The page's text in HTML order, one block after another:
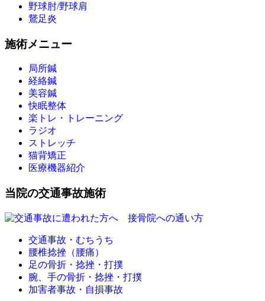
野球肘/野球肩
鵞足炎
施術メニュー
局所鍼
経絡鍼
美容鍼
快眠整体
楽トレ・トレーニング
ラジオ
ストレッチ
猫背矯正
医療機器紹介
当院の交通事故施術
交通事故・むちうち
腰椎捻挫（腰痛）
足の骨折・捻挫・打撲
腕、手の骨折・捻挫・打撲
加害者事故・自損事故